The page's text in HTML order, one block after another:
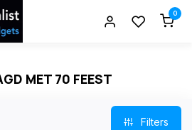
0
MET 70 FEEST
Filters